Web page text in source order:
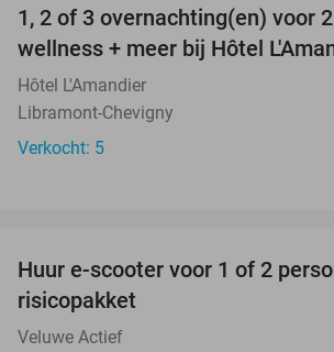
TODAY
1, 2 of 3 overnachting(en) voor
wellness + meer bij Hôtel
Hôtel L'Amandier
Libramont-Chevigny
Verkocht: 5
Huur e-scooter voor 1 of 2
risicopakket
Veluwe Actief